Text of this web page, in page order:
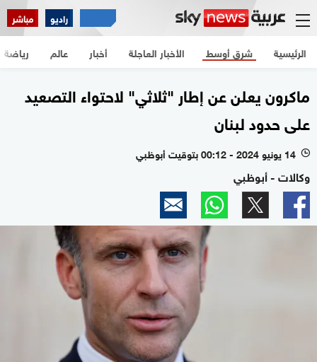
راديو مباشر
الرئيسية الأخبار العاجلة أخبار شرق أوسط عالم رياضة
ماكرون يعلن عن إطار "ثلاثي" لاحتواء التصعيد
على حدود لبنان
l 14 يونيو 2024 - 00:12 بتوقيت أبوظبي
وكالات - أبوظبي